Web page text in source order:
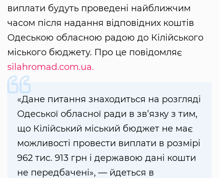
виплати будуть проведені найближчим
часом після надання відповідних коштів
Одеською обласною радою до Кілійського
міського бюджету. Про це повідомляє
silahromad.com.ua.
«Дане питання знаходиться на розгляді
Одеської обласної ради в зв’язку з тим,
що Кілійський міський бюджет не має
можливості провести виплати в розмірі
962 тис. 913 грн і державою дані кошти
не передбачені», — йдеться в